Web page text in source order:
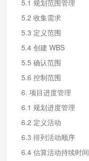
5.1 规划范围管理
5.2 收集需求
5.3 定义范围
5.4 创建 WBS
5.5 确认范围
5.6 控制范围
6. 项目进度管理
6.1 规划进度管理
6.2 定义活动
6.3 排列活动顺序
6.4 估算活动持续时间